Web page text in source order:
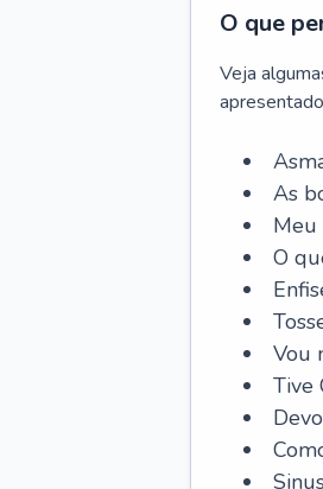
O que
Veja
As
Meu
O
Vou
Tive